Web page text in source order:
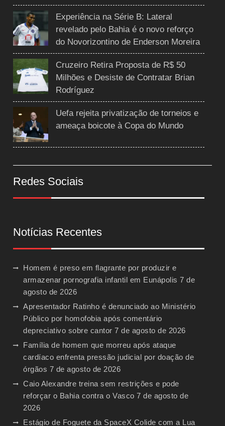
Experiência na Série B: Lateral
revelado pelo Bahia é o novo reforço
do Novorizontino de Enderson Moreira
Cruzeiro Retira Proposta de R$ 50
Milhões e Desiste de Contratar Brian
Rodríguez
Uefa rejeita privatização de torneios e
ameaça boicote à Copa do Mundo
Redes Sociais
Notícias Recentes
Homem é preso em flagrante por produzir e
armazenar pornografia infantil em Eunápolis 7 de
agosto de 2026
Apresentador Ratinho é denunciado ao Ministério
Público por homofobia após comentário
depreciativo sobre cantor 7 de agosto de 2026
Família de homem que morreu após ataque
cardíaco enfrenta pressão judicial por doação de
órgãos 7 de agosto de 2026
Caio Alexandre treina sem restrições e pode
reforçar o Bahia contra o Vasco 7 de agosto de
2026
Estágio de Foguete da SpaceX Colide com a Lua